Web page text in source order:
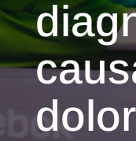
dolor